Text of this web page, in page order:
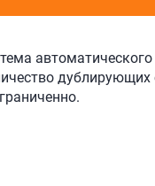
дублирующих